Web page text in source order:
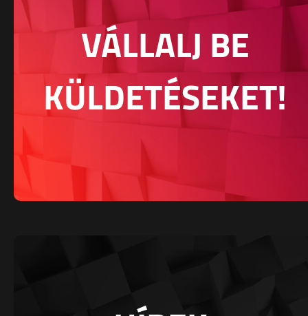
VÁLLALJ BE
KÜLDETÉSEKET!